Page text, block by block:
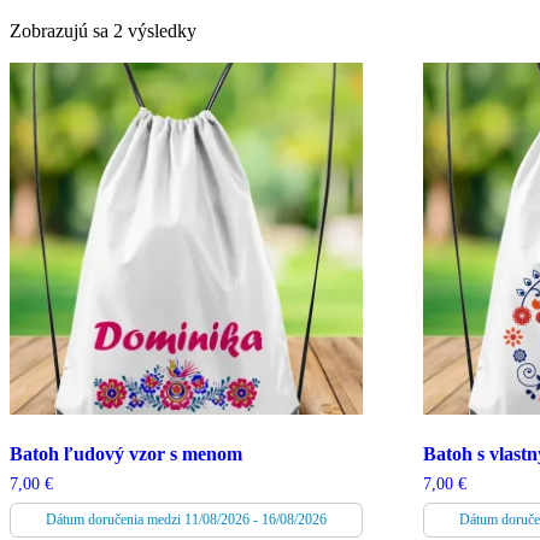
Zobrazujú sa 2 výsledkyZoradené
najnovších
Batoh ľudový vzor s menom
7,00 €
Dátum doručenia medzi 11/08/2026 - 16/08/2026
Batoh s
7,00€
Dátum